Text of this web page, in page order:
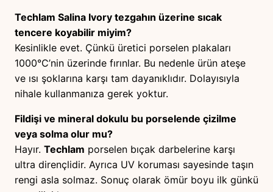
Techlam Salina Ivory tezgahın üzerine sıcak
tencere koyabilir miyim?
Kesinlikle evet. Çünkü üretici porselen plakaları
1000°C’nin üzerinde fırınlar. Bu nedenle ürün ateşe
ve ısı şoklarına karşı tam dayanıklıdır. Dolayısıyla
nihale kullanmanıza gerek yoktur.
Fildişi ve mineral dokulu bu porselende çizilme
veya solma olur mu?
Hayır. Techlam porselen bıçak darbelerine karşı
ultra dirençlidir. Ayrıca UV koruması sayesinde taşın
rengi asla solmaz. Sonuç olarak ömür boyu ilk günkü